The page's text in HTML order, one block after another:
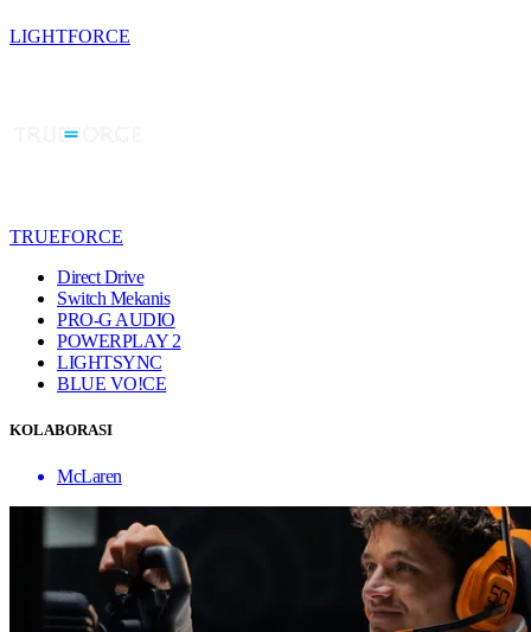
LIGHTFORCE
TRUEFORCE
Direct Drive
Switch Mekanis
PRO-G AUDIO
POWERPLAY 2
LIGHTSYNC
BLUE VO!CE
KOLABORASI
McLaren